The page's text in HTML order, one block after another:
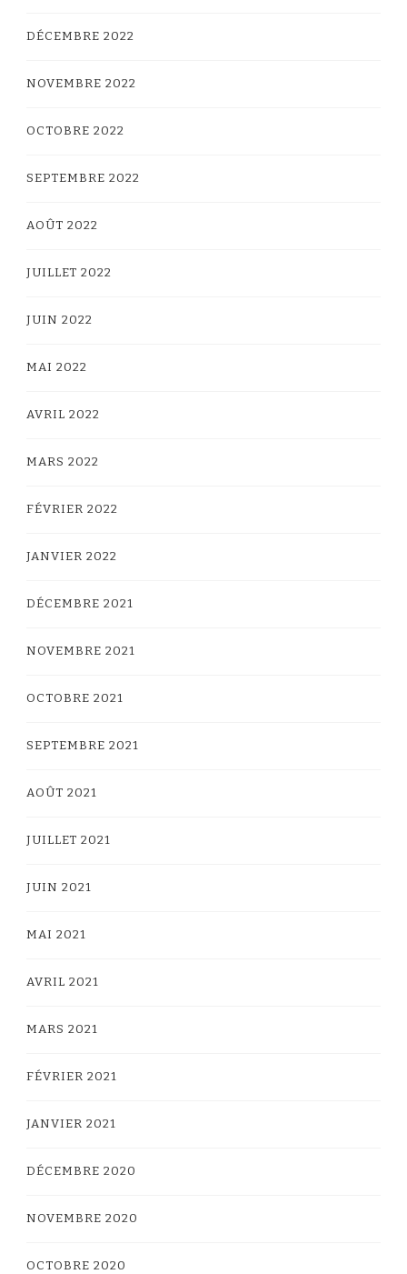
DÉCEMBRE 2022
NOVEMBRE 2022
OCTOBRE 2022
SEPTEMBRE 2022
AOÛT 2022
JUILLET 2022
JUIN 2022
MAI 2022
AVRIL 2022
MARS 2022
FÉVRIER 2022
JANVIER 2022
DÉCEMBRE 2021
NOVEMBRE 2021
OCTOBRE 2021
SEPTEMBRE 2021
AOÛT 2021
JUILLET 2021
JUIN 2021
MAI 2021
AVRIL 2021
MARS 2021
FÉVRIER 2021
JANVIER 2021
DÉCEMBRE 2020
NOVEMBRE 2020
OCTOBRE 2020